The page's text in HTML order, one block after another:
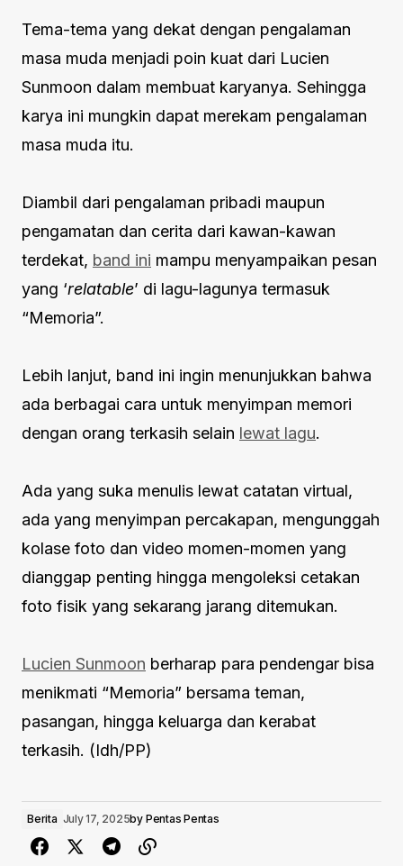
Tema-tema yang dekat dengan pengalaman
masa muda menjadi poin kuat dari Lucien
Sunmoon dalam membuat karyanya. Sehingga
karya ini mungkin dapat merekam pengalaman
masa muda itu.
Diambil dari pengalaman pribadi maupun
pengamatan dan cerita dari kawan-kawan
terdekat, band ini mampu menyampaikan pesan
yang ‘relatable’ di lagu-lagunya termasuk
“Memoria”.
Lebih lanjut, band ini ingin menunjukkan bahwa
ada berbagai cara untuk menyimpan memori
dengan orang terkasih selain lewat lagu.
Ada yang suka menulis lewat catatan virtual,
ada yang menyimpan percakapan, mengunggah
kolase foto dan video momen-momen yang
dianggap penting hingga mengoleksi cetakan
foto fisik yang sekarang jarang ditemukan.
Lucien Sunmoon berharap para pendengar bisa
menikmati “Memoria” bersama teman,
pasangan, hingga keluarga dan kerabat
terkasih. (Idh/PP)
Berita July 17, 2025by Pentas Pentas